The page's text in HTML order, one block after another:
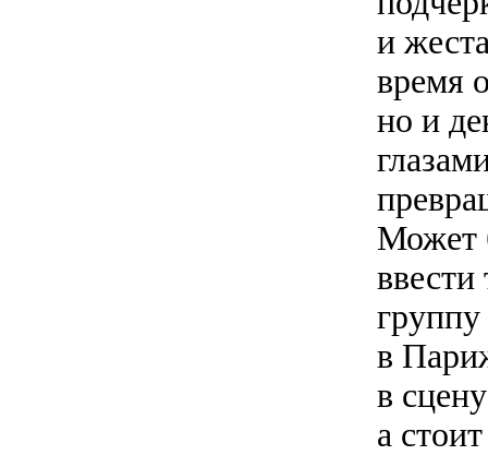
и
время
но и
Может
в
в
а